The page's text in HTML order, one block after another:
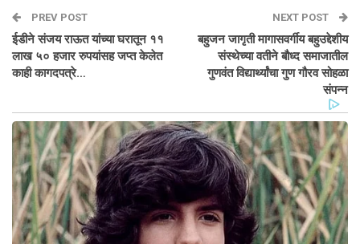
PREV POST
ईडीने संजय राऊत यांच्या घरातून ११
लाख ५० हजार रुपयांसह जप्त केलेत
काही कागदपत्रे…
NEXT POST
बहुजन जागृती मागासवर्गीय बहुउद्देशीय
संस्थेच्या वतीने बौध्द समाजातील
गुणवंत विद्यार्थ्यांचा गुण गौरव सोहळा
संपन्न